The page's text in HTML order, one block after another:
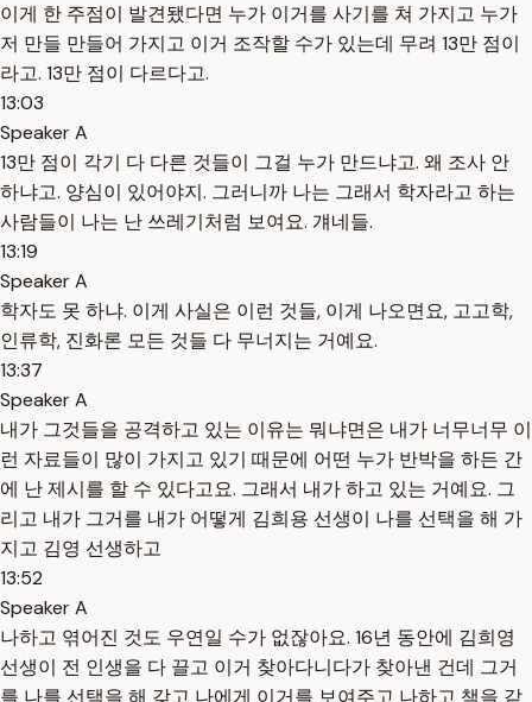
이게 한 주점이 발견됐다면 누가 이거를 사기를 쳐 가지고 누가
저 만들 만들어 가지고 이거 조작할 수가 있는데 무려 13만 점이
라고. 13만 점이 다르다고.
13:03
Speaker A
13만 점이 각기 다 다른 것들이 그걸 누가 만드냐고. 왜 조사 안
하냐고. 양심이 있어야지. 그러니까 나는 그래서 학자라고 하는
사람들이 나는 난 쓰레기처럼 보여요. 걔네들.
13:19
Speaker A
학자도 못 하냐. 이게 사실은 이런 것들, 이게 나오면요, 고고학,
인류학, 진화론 모든 것들 다 무너지는 거예요.
13:37
Speaker A
내가 그것들을 공격하고 있는 이유는 뭐냐면은 내가 너무너무 이
런 자료들이 많이 가지고 있기 때문에 어떤 누가 반박을 하든 간
에 난 제시를 할 수 있다고요. 그래서 내가 하고 있는 거예요. 그
리고 내가 그거를 내가 어떻게 김희용 선생이 나를 선택을 해 가
지고 김영 선생하고
13:52
Speaker A
나하고 엮어진 것도 우연일 수가 없잖아요. 16년 동안에 김희영
선생이 전 인생을 다 끌고 이거 찾아다니다가 찾아낸 건데 그거
를 나를 선택을 해 갖고 나에게 이거를 보여주고 나하고 책을 같